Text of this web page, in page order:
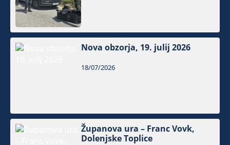
Nova obzorja, 19. julij 2026
18/07/2026
Županova ura – Franc Vovk,
Dolenjske Toplice